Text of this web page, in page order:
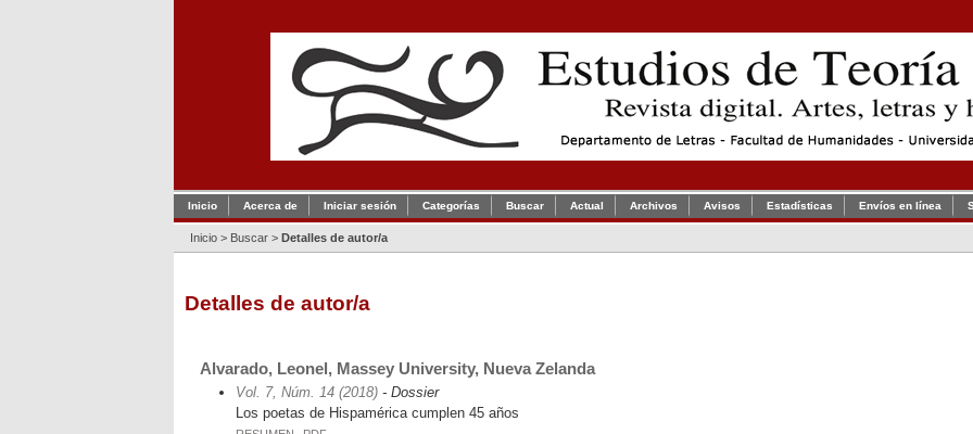
Inicio Acerca de Iniciar sesión Categorías Buscar Actual Archivos Avisos Estadísticas Envíos en línea
Inicio > Buscar > Detalles de autor/a
Detalles de autor/a
Alvarado, Leonel, Massey University, Nueva Zelanda
Vol. 7, Núm. 14 (2018)- Dossier
Los poetas de Hispamérica cumplen 45 años